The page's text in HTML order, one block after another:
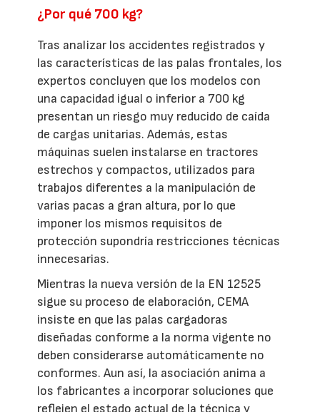
¿Por qué 700 kg?
Tras analizar los accidentes registrados y
las características de las palas frontales, los
expertos concluyen que los modelos con
una capacidad igual o inferior a 700 kg
presentan un riesgo muy reducido de caída
de cargas unitarias. Además, estas
máquinas suelen instalarse en tractores
estrechos y compactos, utilizados para
trabajos diferentes a la manipulación de
varias pacas a gran altura, por lo que
imponer los mismos requisitos de
protección supondría restricciones técnicas
innecesarias.
Mientras la nueva versión de la EN 12525
sigue su proceso de elaboración, CEMA
insiste en que las palas cargadoras
diseñadas conforme a la norma vigente no
deben considerarse automáticamente no
conformes. Aun así, la asociación anima a
los fabricantes a incorporar soluciones que
reflejen el estado actual de la técnica y